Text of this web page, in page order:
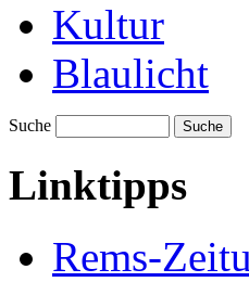
Kultur
Blaulicht
Suche Suche
Linktipps
Rems-